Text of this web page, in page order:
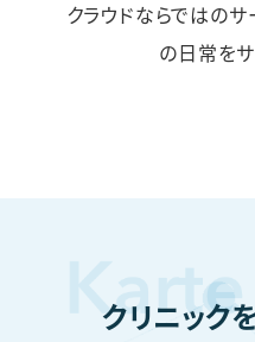
クラウドならではの
の日常をサ
クリニック